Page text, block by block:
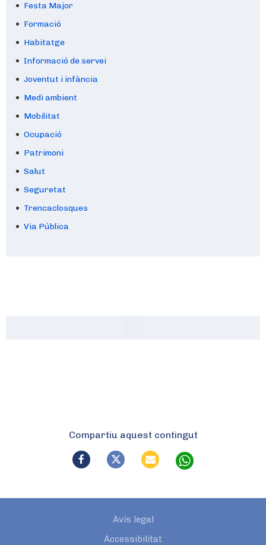
Festa Major
Formació
Habitatge
Informació de servei
Joventut i infància
Medi ambient
Mobilitat
Ocupació
Patrimoni
Salut
Seguretat
Trencaclosques
Via Pública
Compartiu aquest contingut
Avís legal
Accessibilitat